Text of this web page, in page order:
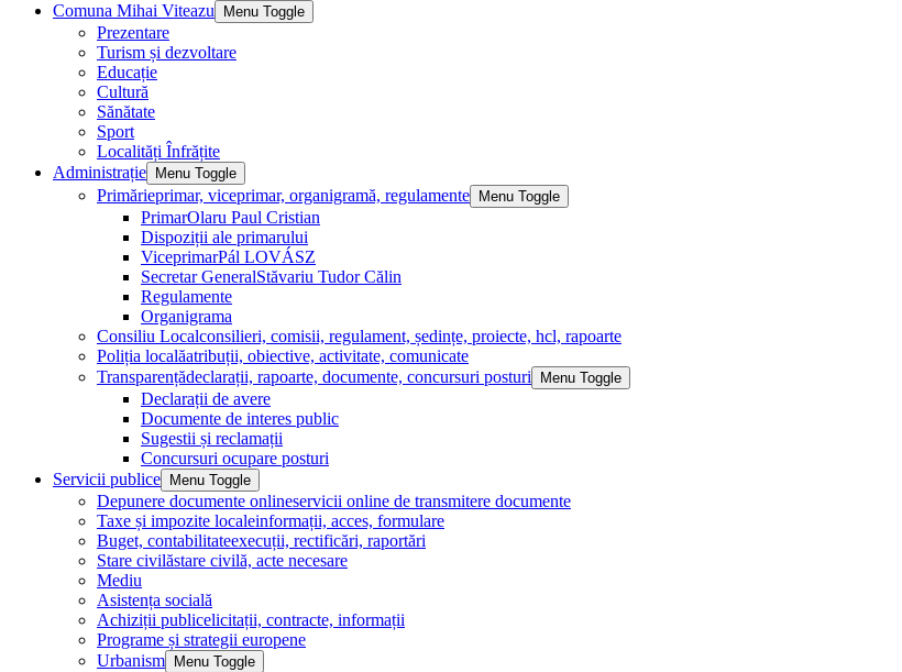
Comuna Mihai Viteazu Menu Toggle
Prezentare
Turism și dezvoltare
Educație
Cultură
Sănătate
Sport
Localități Înfrățite
Administrație
Menu Toggle
Primărieprimar, viceprimar, organigramă, regulamente Menu Toggle
PrimarOlaru Paul Cristian
Dispoziții ale primarului
ViceprimarPál LOVÁSZ
Secretar GeneralStăvariu Tudor Călin
Regulamente
Organigrama
Consiliu Localconsilieri, comisii, regulament, ședințe, proiecte, hcl, rapoarte
Poliția localăatribuții, obiective, activitate, comunicate
Transparențădeclarații, rapoarte, documente, concursuri posturi Menu Toggle
Declarații de avere
Documente de interes public
Sugestii și reclamații
Concursuri ocupare posturi
Servicii publice
Menu Toggle
Depunere documente onlineservicii online de transmitere documente
Taxe și impozite localeinformații, acces, formulare
Buget, contabilitateexecuții, rectificări, raportări
Stare civilăstare civilă, acte necesare
Mediu
Asistența socială
Achiziții publicelicitații, contracte, informații
Programe și strategii europene
Urbanism
Menu Toggle